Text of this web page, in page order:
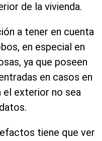
de la vivienda.
a tener en cuenta
en especial en
ya que poseen
en casos en
el exterior no sea
tiene que ver